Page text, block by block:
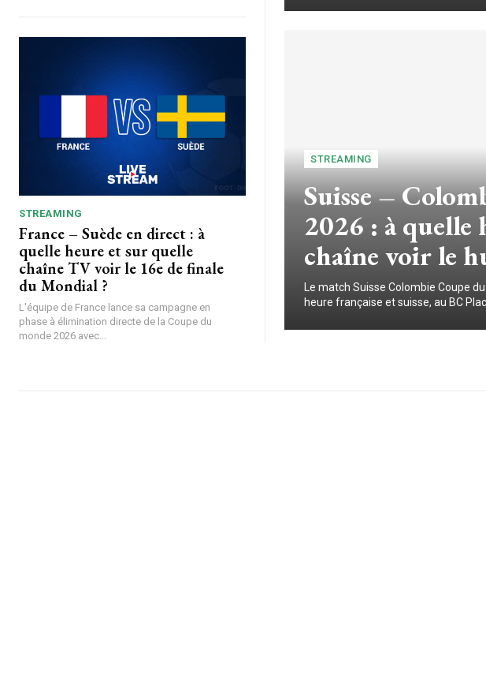
STREAMING
France – Suède en direct : à
quelle heure et sur quelle
chaîne TV voir le 16e de finale
du Mondial ?
L'équipe de France lance sa campagne en
phase à élimination directe de la Coupe du
monde 2026 avec...
STREAMING
Suisse –
2026 : à quelle
chaîne voir le
Le match Suisse Colombie Coupe
heure française et suisse, au BC